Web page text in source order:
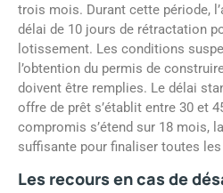
trois mois. Durant cette période,
délai de 10 jours de rétractation
lotissement. Les conditions
l’obtention du permis de
doivent être remplies. Le délai
offre de prêt s’établit entre 30 et
compromis s’étend sur 18 mois,
suffisante pour finaliser toutes les
Les recours en cas de